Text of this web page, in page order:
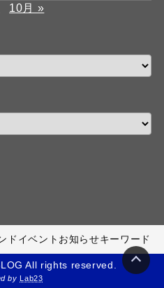
10月 »
ド イベント お知らせキーワード
All rights reserved.
byLab23